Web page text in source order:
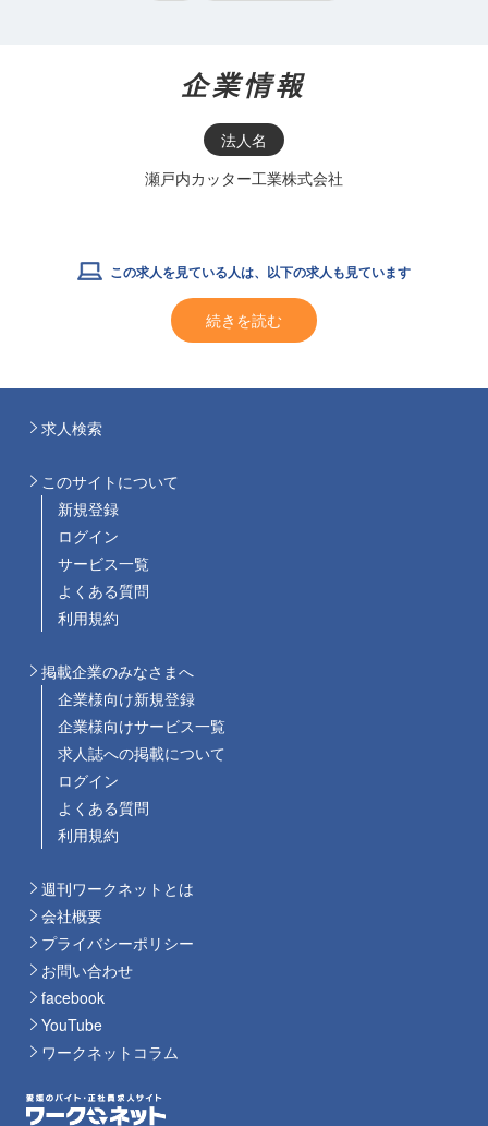
企業情報
法人名
瀬戸内カッター工業株式会社
この求人を見ている人は、以下の求人も見ています
続きを読む
求人検索
このサイトについて
新規登録
ログイン
サービス一覧
よくある質問
利用規約
掲載企業のみなさまへ
企業様向け新規登録
企業様向けサービス一覧
求人誌への掲載について
ログイン
よくある質問
利用規約
週刊ワークネットとは
会社概要
プライバシーポリシー
お問い合わせ
facebook
YouTube
ワークネットコラム